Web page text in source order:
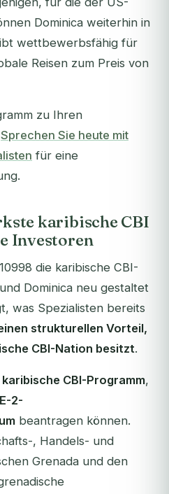
Dominica weiterhin in
wettbewerbsfähig für
Reisen zum Preis von
zu Ihren
Sprechen Sie heute mit
für eine
karibische CBI
Investoren
die karibische CBI-
Dominica neu gestaltet
was Spezialisten bereits
strukturellen Vorteil,
CBI-Nation besitzt.
CBI-Programm,
2-
beantragen können.
, Handels- und
Grenada und den